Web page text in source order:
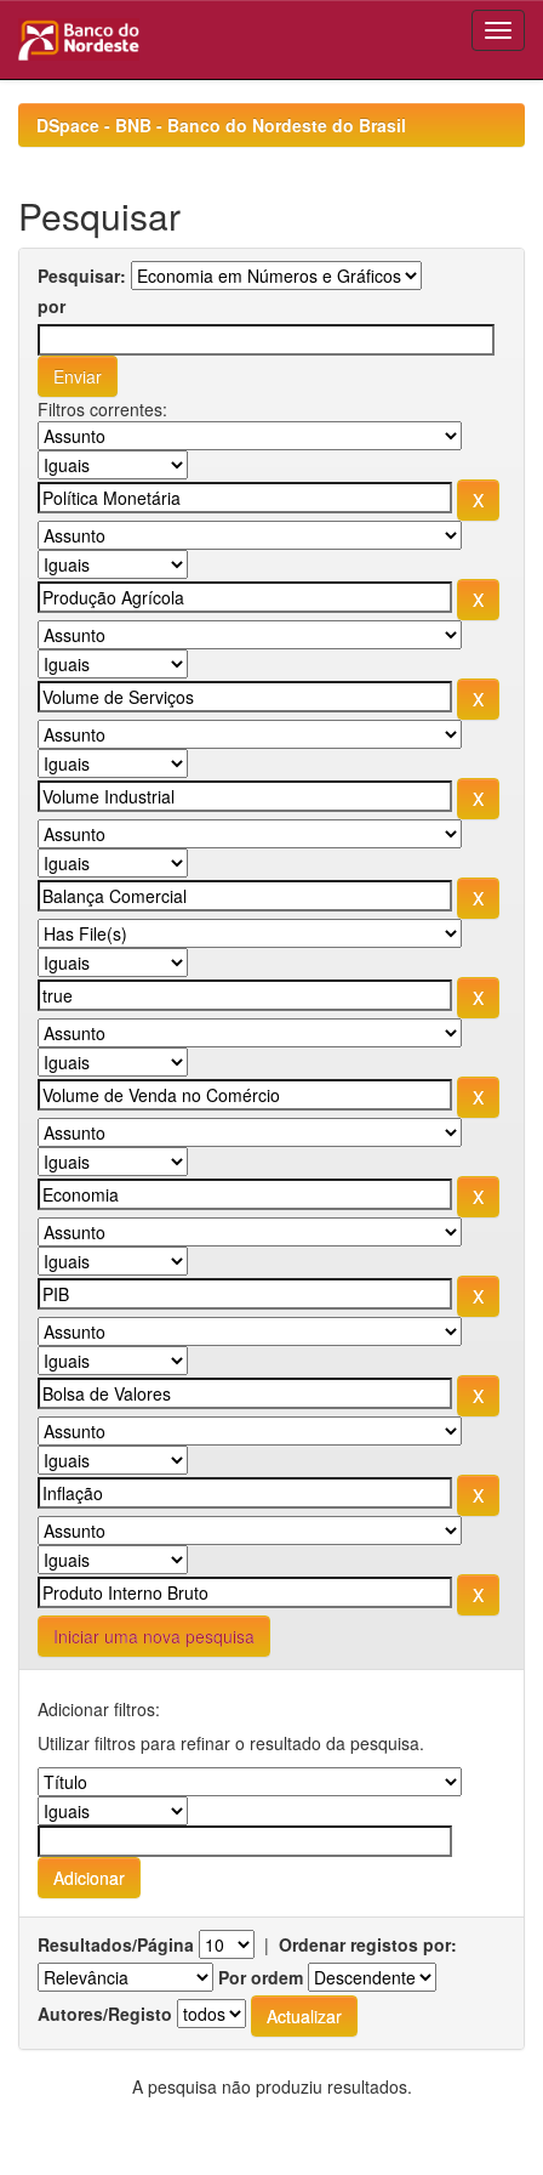
navigationDSpace - BNB - Banco do Nordeste do Brasil
Pesquisar
Pesquisar:
por
Filtros correntes:
Iniciar uma nova pesquisa
Adicionar filtros:
Utilizar filtros para refinar o resultado da pesquisa.
Resultados/Página | Ordenar registos por:
Por ordem
Autores/Registo
A pesquisa não produziu resultados.